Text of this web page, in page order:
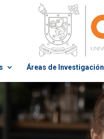
Áreas de Investigación